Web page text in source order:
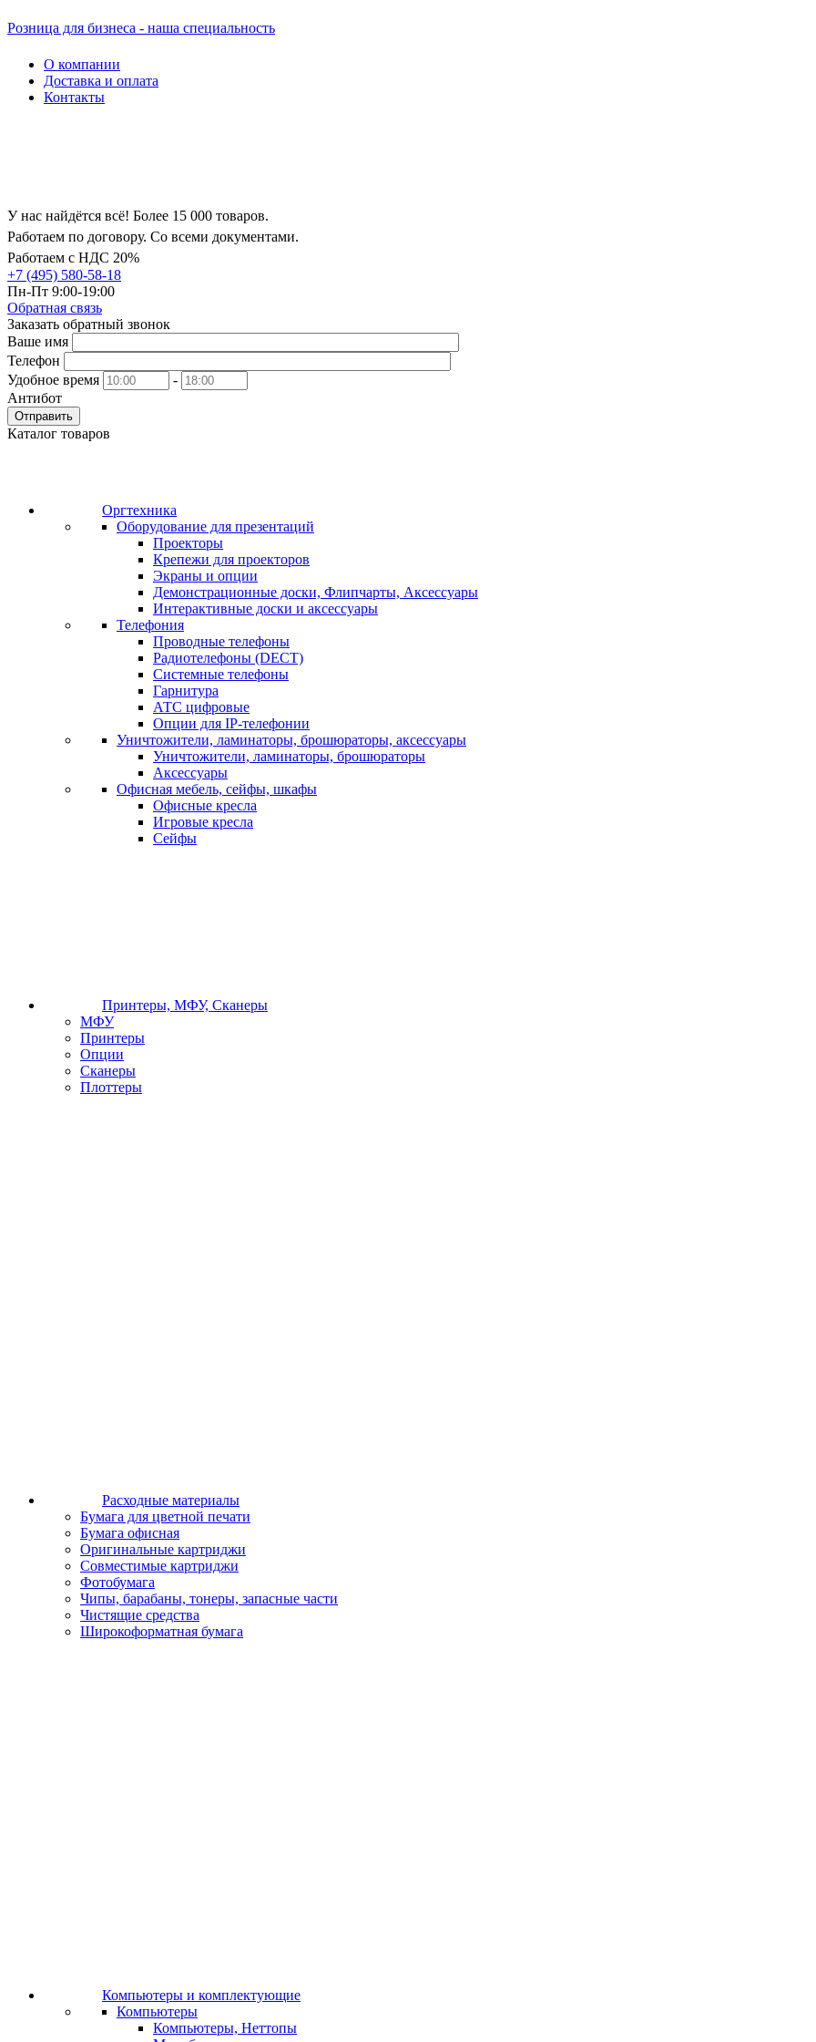
Розница для бизнеса - наша специальность
О компании
Доставка и оплата
Контакты
У нас найдётся всё! Более 15 000 товаров.
Работаем по договору. Со всеми документами.
Работаем с НДС 20%
+7 (495) 580-58-18
Пн-Пт 9:00-19:00
Обратная связь
Заказать обратный звонок
Ваше имя
Телефон
Удобное время
-
Антибот
Отправить
Каталог товаров
Оргтехника
Оборудование для презентаций
Проекторы
Крепежи для проекторов
Экраны и опции
Демонстрационные доски, Флипчарты, Аксессуары
Интерактивные доски и аксессуары
Телефония
Проводные телефоны
Радиотелефоны (DECT)
Системные телефоны
Гарнитура
АТС цифровые
Опции для IP-телефонии
Уничтожители, ламинаторы, брошюраторы, аксессуары
Уничтожители, ламинаторы, брошюраторы
Аксессуары
Офисная мебель, сейфы, шкафы
Офисные кресла
Игровые кресла
Сейфы
Принтеры, МФУ, Сканеры
МФУ
Принтеры
Опции
Сканеры
Плоттеры
Расходные материалы
Бумага для цветной печати
Бумага офисная
Оригинальные картриджи
Совместимые картриджи
Фотобумага
Чипы, барабаны, тонеры, запасные части
Чистящие средства
Широкоформатная бумага
Компьютеры и комплектующие
Компьютеры
Компьютеры, Неттопы